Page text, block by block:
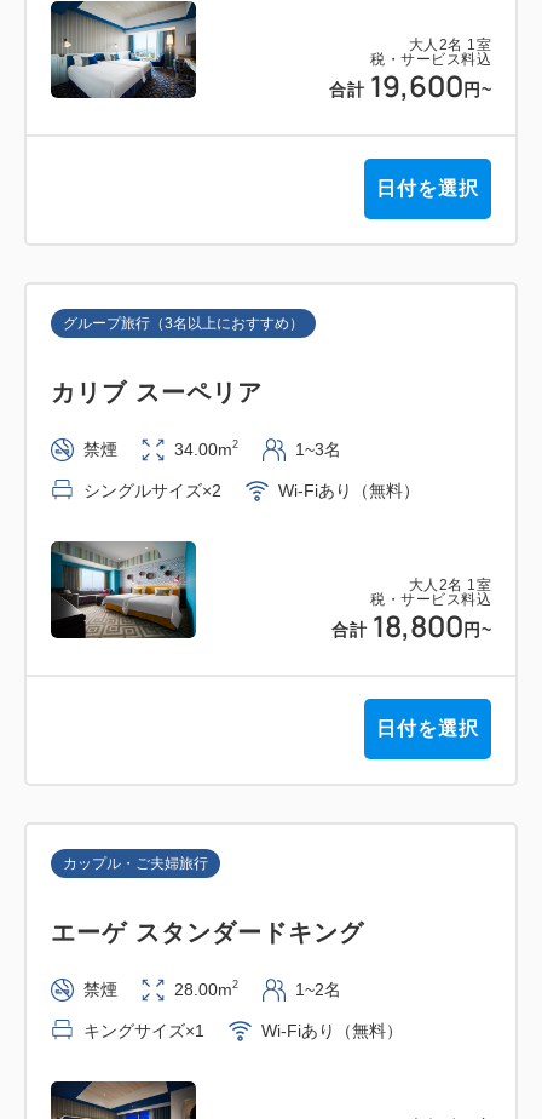
大人 2名 1室
税・サービス料込
合計 19,600 円~
日付を選択
大人 2名 1室
税・サービス料込
合計 18,800 円~
グループ旅行（3名以上におすすめ）
カリブ スーペリア
禁煙 34.00m2 1~3名
シングルサイズ×2 Wi-Fiあり（無料）
日付を選択
カップル・ご夫婦旅行
エーゲ スタンダードキング
禁煙 28.00m2 1~2名
キングサイズ×1 Wi-Fiあり（無料）